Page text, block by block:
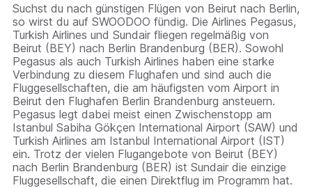
Suchst du nach günstigen Flügen von Beirut nach Berlin,
so wirst du auf SWOODOO fündig. Die Airlines Pegasus,
Turkish Airlines und Sundair fliegen regelmäßig von
Beirut (BEY) nach Berlin Brandenburg (BER). Sowohl
Pegasus als auch Turkish Airlines haben eine starke
Verbindung zu diesem Flughafen und sind auch die
Fluggesellschaften, die am häufigsten vom Airport in
Beirut den Flughafen Berlin Brandenburg ansteuern.
Pegasus legt dabei meist einen Zwischenstopp am
Istanbul Sabiha Gökçen International Airport (SAW) und
Turkish Airlines am Istanbul International Airport (IST)
ein. Trotz der vielen Flugangebote von Beirut (BEY)
nach Berlin Brandenburg (BER) ist Sundair die einzige
Fluggesellschaft, die einen Direktflug im Programm hat.